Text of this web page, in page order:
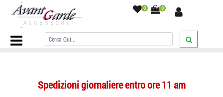
0 0
Home Page/PAPILLON/Fantasia con disegni/Papillon uomo
grande con teschi e sciabola pirati nero grigio perla made italy
/
Spedizioni giornaliere entro ore 11 am